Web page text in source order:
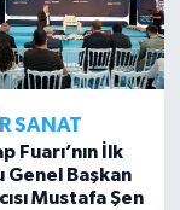
SANAT
Fuarı’nın İlk
Genel Başkan
Mustafa Şen